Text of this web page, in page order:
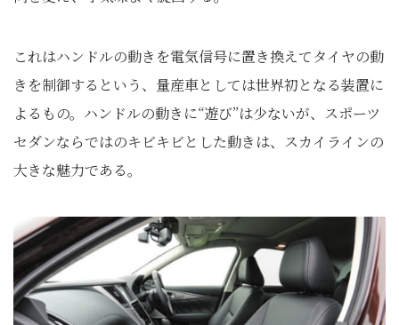
これはハンドルの動きを電気信号に置き換えてタイヤの動
きを制御するという、量産車としては世界初となる装置に
よるもの。ハンドルの動きに“遊び”は少ないが、スポーツ
セダンならではのキビキビとした動きは、スカイラインの
大きな魅力である。